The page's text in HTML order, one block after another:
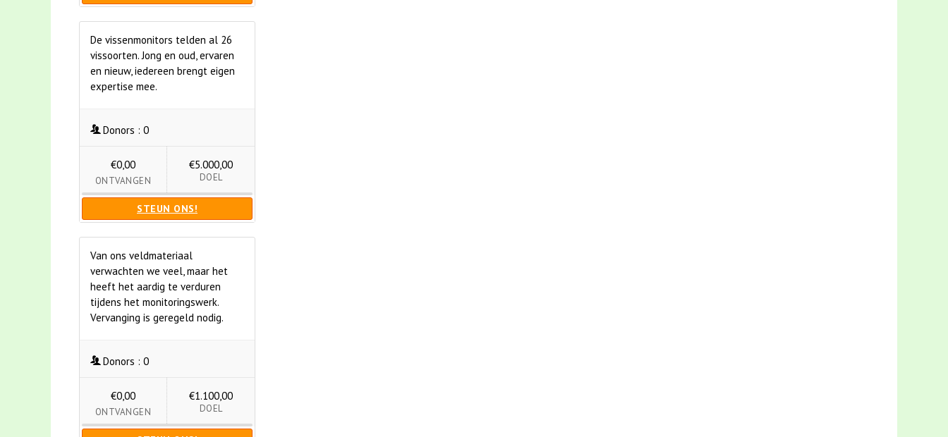
De vissenmonitors telden al 26
vissoorten. Jong en oud, ervaren
en nieuw, iedereen brengt eigen
expertise mee.
Donors : 0
€0,00
ONTVANGEN
€5.000,00
DOEL
STEUN ONS!
Van ons veldmateriaal
verwachten we veel, maar het
heeft het aardig te verduren
tijdens het monitoringswerk.
Vervanging is geregeld nodig.
Donors : 0
€0,00
ONTVANGEN
€1.100,00
DOEL